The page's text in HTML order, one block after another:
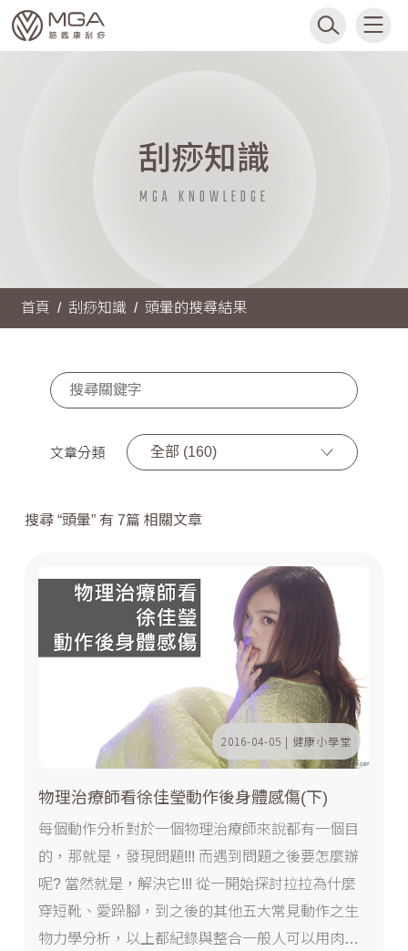
刮痧知識
MGA KNOWLEDGE
首頁 刮痧知識 頭暈的搜尋結果
文章分類 全部 (160)
搜尋 “頭暈” 有 7篇 相關文章
2016-04-05 | 健康小學堂
物理治療師看徐佳瑩動作後身體感傷(下)
每個動作分析對於一個物理治療師來說都有一個目
的，那就是，發現問題!!! 而遇到問題之後要怎麼辦
呢? 當然就是，解決它!!! 從一開始探討拉拉為什麼
穿短靴、愛跺腳，到之後的其他五大常見動作之生
物力學分析，以上都紀錄與整合一般人可以用肉眼